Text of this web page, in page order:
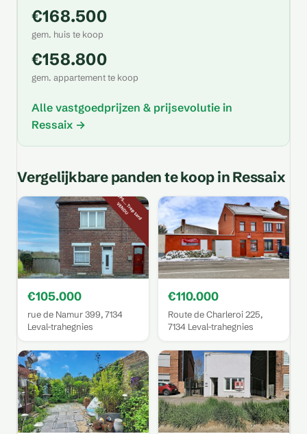
€168.500
gem. huis te koop
€158.800
gem. appartement te koop
Alle vastgoedprijzen & prijsevolutie in
Ressaix →
Vergelijkbare panden te koop in Ressaix
€105.000
rue de Namur 399, 7134
Leval-trahegnies
€110.000
Route de Charleroi 225,
7134 Leval-trahegnies